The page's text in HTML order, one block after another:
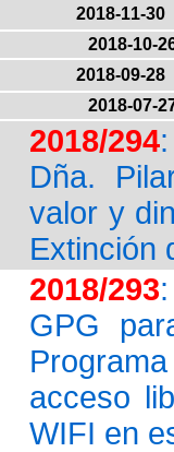
2018-11-30
2018-10-
2018-09-28
2018-07-
2018/294
Dña.
valor y
Extinción
2018/293
GPG
acceso
WIFI en